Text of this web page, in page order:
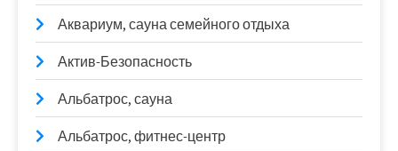
Аквариум, сауна семейного отдыха
Актив-Безопасность
Альбатрос, сауна
Альбатрос, фитнес-центр